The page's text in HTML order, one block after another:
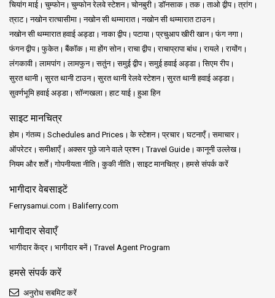
चियांग माई
चुम्फोन चुम्फोन रेलवे स्टेशन चोनबुरी डॉनसाक तक ताओ द्वीप
त्रांग
त्राट
नखोन रात्चासीमा नखोन सी थम्मारात
नखोन सी थम्मारात टाउन
नखोन सी थम्मारात हवाई अड्डा
नाका द्वीप पटाया प्रचुआप खीरी खान
फंग नगा
फंगन द्वीप
फुकेत बैंकॉक मा होंग सोन राचा द्वीप राचाप्रापा बांध रायले
रायोंग
लंगकावी
लामपांग लामफुन सतुंन समुई द्वीप समुई हवाई अड्डा
सिएम रीप
सुरत थानी
सुरत थानी टाउन सुरत थानी रेलवे स्टेशन
सुरत थानी हवाई अड्डा
सुवर्णभूमि हवाई अड्डा
सॉन्गखला हाट याई हुआ हिन
साइट मानचित्र
होम गंतव्य Schedules and Prices के स्टेशन प्रचार घटनाएँ
समाचार
ऑपरेटर
समीक्षाएँ अक्सर पूछे जाने वाले प्रश्न Travel Guide
कानूनी उल्लेख
नियम और शर्तें
गोपनीयता नीति कुकी नीति साइट मानचित्र हमसे संपर्क करें
भागीदार वेबसाइटें
Ferrysamui.com Baliferry.com
भागीदार सेवाएँ
भागीदार केंद्र भागीदार बनें Travel Agent Program
हमसे संपर्क करें
अनुरोध सबमिट करें